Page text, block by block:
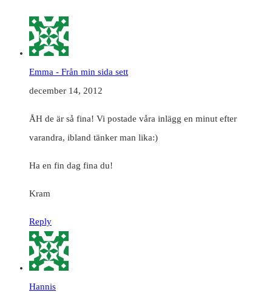
Emma - Från min sida sett
december 14, 2012
ÅH de är så fina! Vi postade våra inlägg en minut efter
varandra, ibland tänker man lika:)
Ha en fin dag fina du!
Kram
Reply
Hannis